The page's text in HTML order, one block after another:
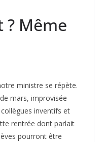
? Même
ministre se répète.
mars, improvisée
inventifs et
rentrée dont parlait
pourront être